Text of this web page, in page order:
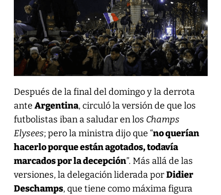
Después de la final del domingo y la derrota
ante Argentina, circuló la versión de que los
futbolistas iban a saludar en los Champs
Elysees; pero la ministra dijo que “no querían
hacerlo porque están agotados, todavía
marcados por la decepción”. Más allá de las
versiones, la delegación liderada porDidier
Deschamps, que tiene como máxima figura